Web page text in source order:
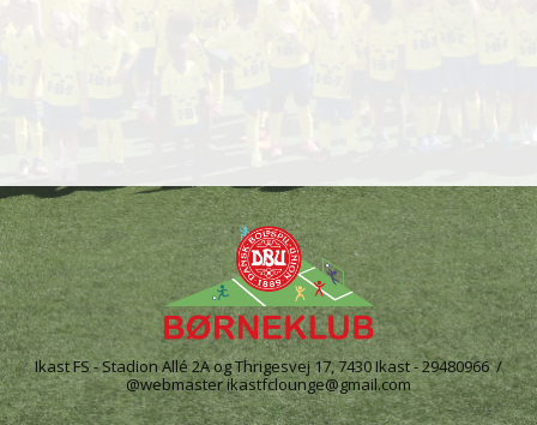
Ikast FS - Stadion Allé 2A og Thrigesvej 17, 7430 Ikast - 29480966 /
@webmaster ikastfclounge@gmail.com